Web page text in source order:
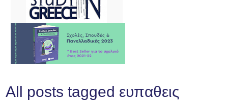
All posts tagged ευπαθεις